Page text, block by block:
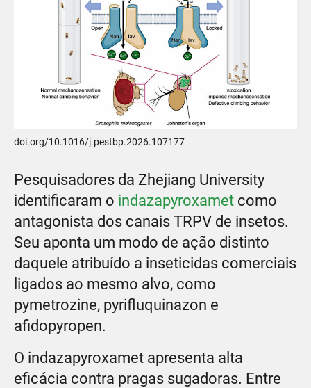
doi.org/10.1016/j.pestbp.2026.107177
Pesquisadores da Zhejiang University
identificaram o indazapyroxamet como
antagonista dos canais TRPV de insetos.
Seu aponta um modo de ação distinto
daquele atribuído a inseticidas comerciais
ligados ao mesmo alvo, como
pymetrozine, pyrifluquinazon e
afidopyropen.
O indazapyroxamet apresenta alta
eficácia contra pragas sugadoras. Entre